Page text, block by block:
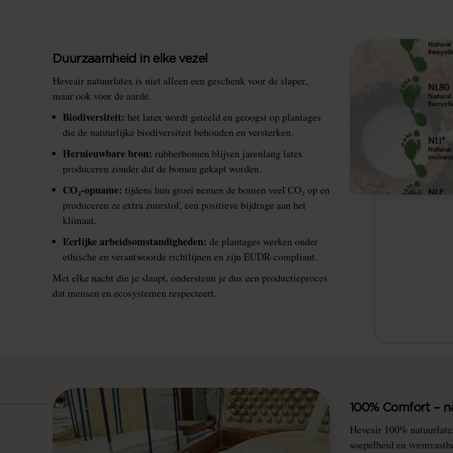
Duurzaamheid in elke vezel
Heveair natuurlatex is niet alleen een geschenk voor de slaper,
maar ook voor de aarde.
Biodiversiteit: het latex wordt geteeld en geoogst op plantages
die de natuurlijke biodiversiteit behouden en versterken.
Hernieuwbare bron: rubberbomen blijven jarenlang latex
produceren zonder dat de bomen gekapt worden.
CO₂-opname: tijdens hun groei nemen de bomen veel CO₂ op en
produceren ze extra zuurstof, een positieve bijdrage aan het
klimaat.
Eerlijke arbeidsomstandigheden: de plantages werken onder
ethische en verantwoorde richtlijnen en zijn EUDR-compliant.
Met elke nacht die je slaapt, ondersteun je dus een productieproces
dat mensen en ecosystemen respecteert.
100% Comfort –
Heveair 100%
soepelheid en